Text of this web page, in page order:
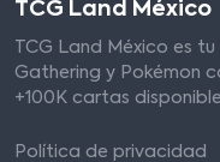
TCG Land México
TCG Land México es
Gathering y Pokémon
+100K cartas
Política de privacidad